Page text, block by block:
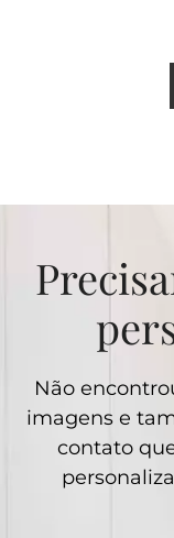
Não
imagens e
contato